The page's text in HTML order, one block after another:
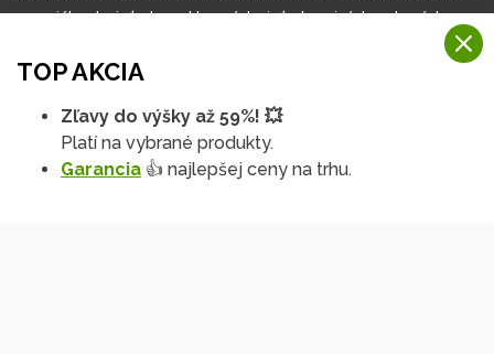
Garancia najlepšej ceny
Užívateľský manuál
Obchodné podmienky
TOP AKCIA
Zľavy do výšky až 59%! 💥
Platí na vybrané produkty.
Garancia 👍 najlepšej ceny na trhu.
na sociálnych sieťach a reklamných sieťach na iných webových
Viac informácií
Na našich webových stránkach používame niekoľko kategórií
Rozumiem